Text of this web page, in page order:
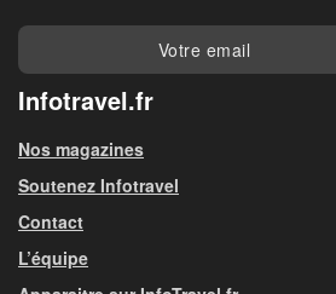
Infotravel.fr
Nos magazines
Soutenez Infotravel
Contact
L’équipe